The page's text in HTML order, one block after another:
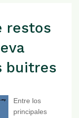
restos
buitres
Entre los
principales